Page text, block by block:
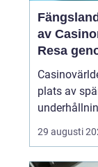
av
Resa
Spänning
plats av
och
roll. Från
29 augusti